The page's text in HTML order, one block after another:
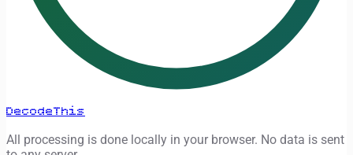
DecodeThis
All processing is done locally in your browser. No data is sent